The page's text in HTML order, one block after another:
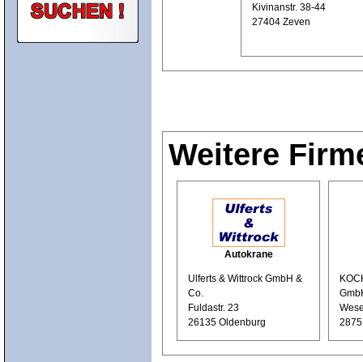
Kivinanstr. 38-44
27404 Zeven
Weitere
Autokrane
Ulferts & Wittrock GmbH &
Co.
Fuldastr. 23
26135 Oldenburg